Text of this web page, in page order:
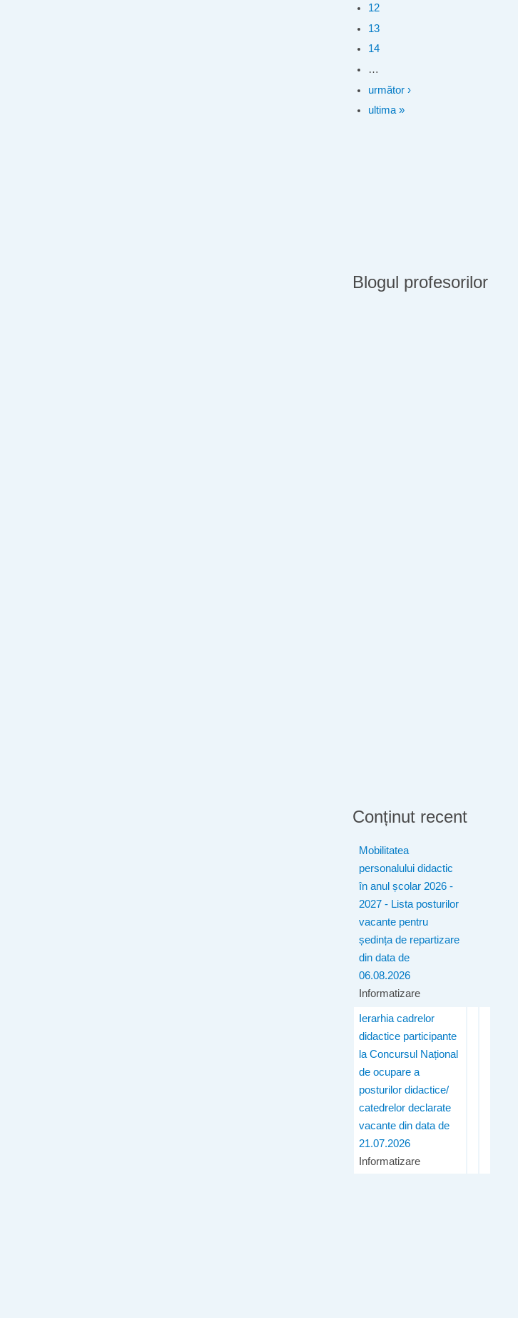
12
13
14
…
următor ›
ultima »
Blogul profesorilor
Conținut recent
Mobilitatea
personalului didactic
în anul școlar 2026 -
2027 - Lista posturilor
vacante pentru
ședința de repartizare
din data de
06.08.2026
Informatizare
Ierarhia cadrelor
didactice participante
la Concursul Național
de ocupare a
posturilor didactice/
catedrelor declarate
vacante din data de
21.07.2026
Informatizare